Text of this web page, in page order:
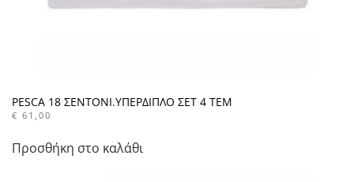
PESCA 18 ΣΕΝΤΟΝΙ.ΥΠΕΡΔΙΠΛΟ ΣΕΤ 4 ΤΕΜ
€ 61,00
Προσθήκη στο καλάθι